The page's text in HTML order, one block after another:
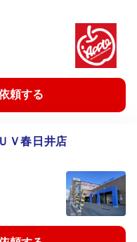
頼する
Ｖ春日井店